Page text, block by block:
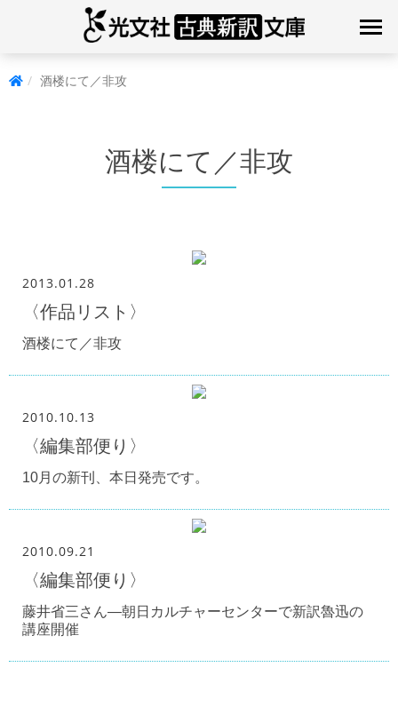
酒楼にて／非攻
酒楼にて／非攻
2013.01.28
〈作品リスト〉
酒楼にて／非攻
2010.10.13
〈編集部便り〉
10月の新刊、本日発売です。
2010.09.21
〈編集部便り〉
藤井省三さん―朝日カルチャーセンターで新訳魯迅の
講座開催